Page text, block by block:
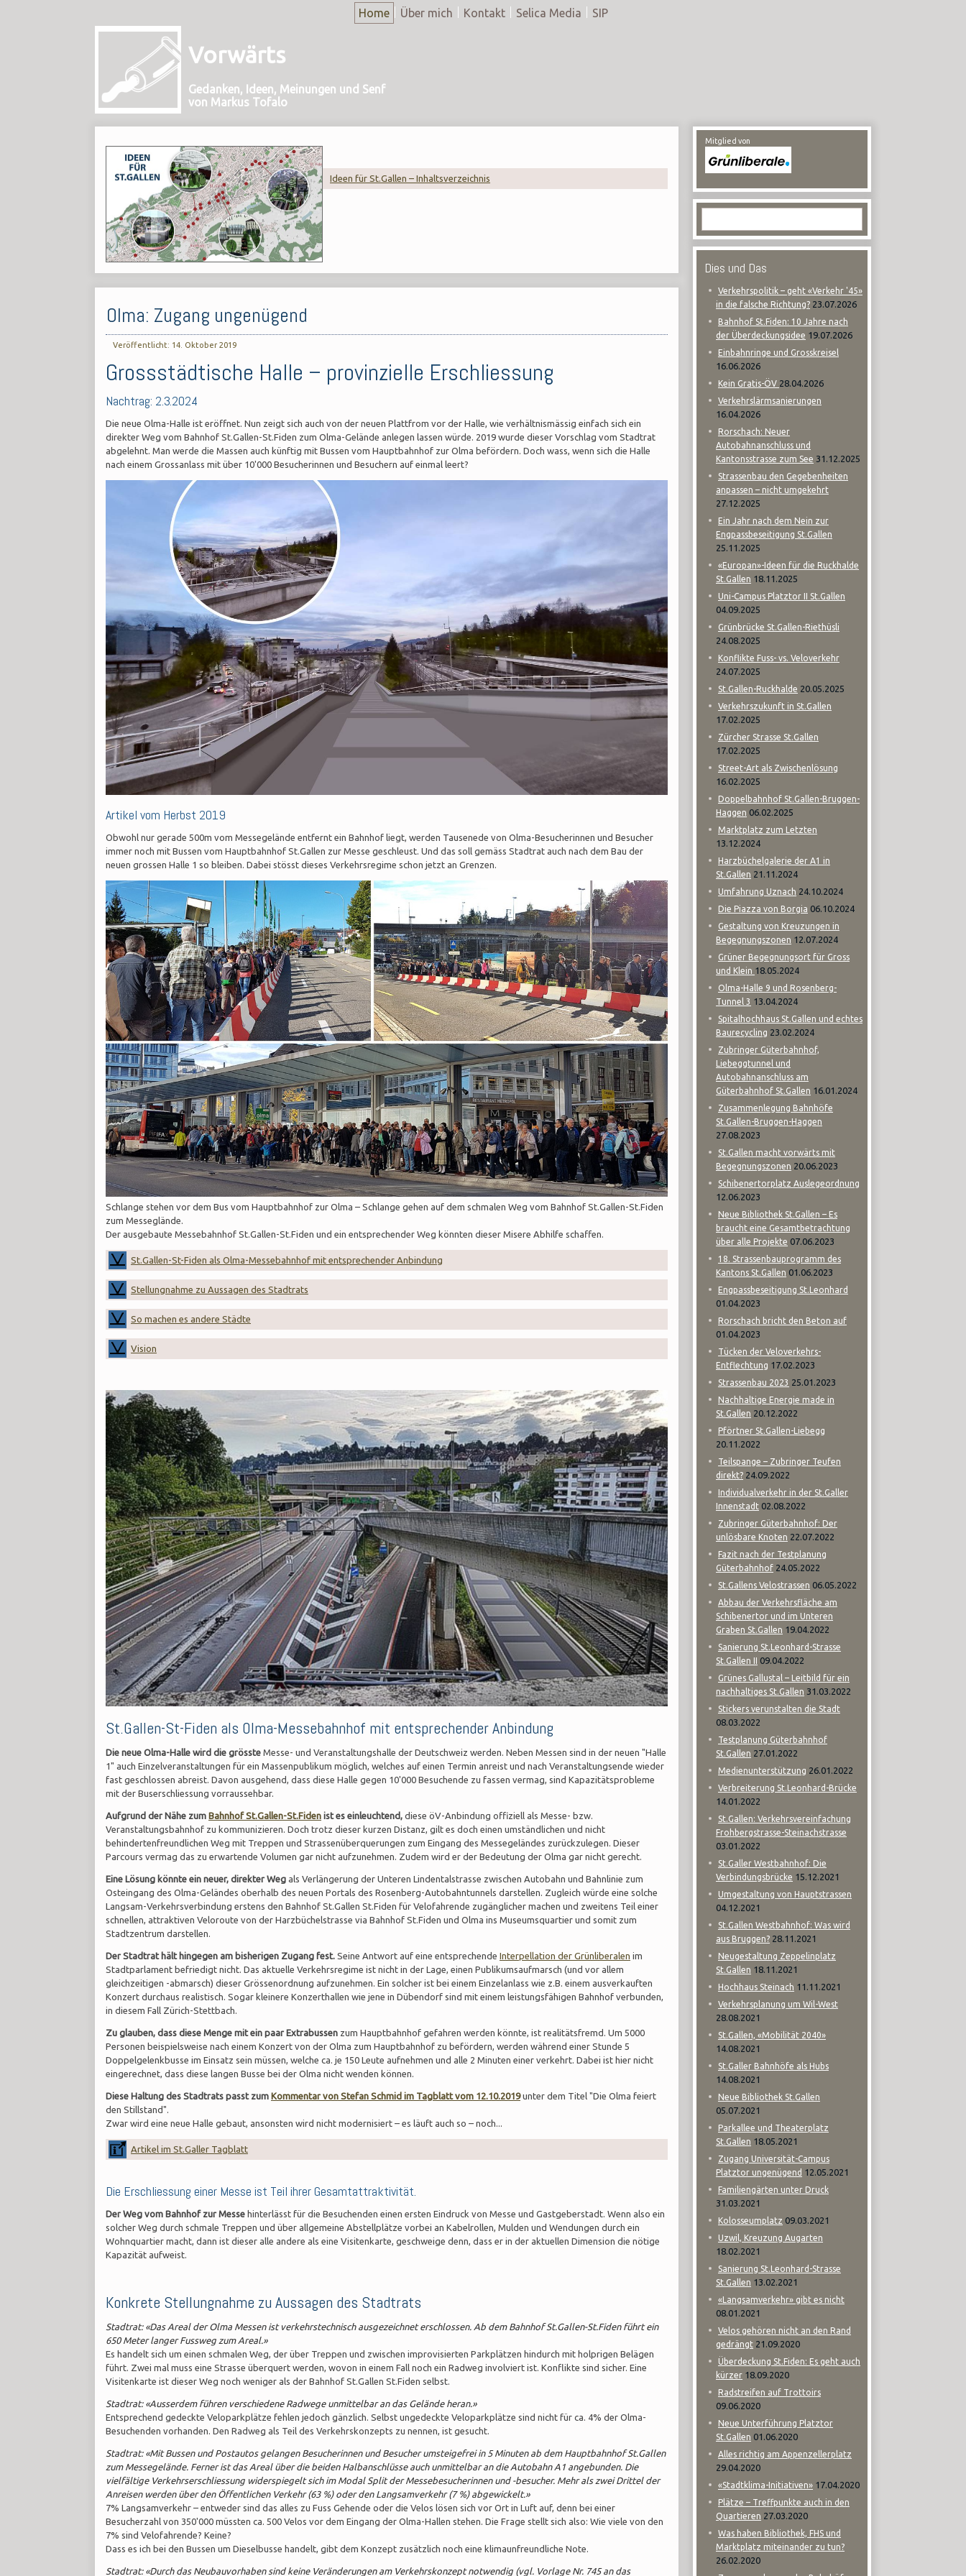
Home Über mich Kontakt Selica Media SIP
Vorwärts
Gedanken, Ideen, Meinungen und Senf
von Markus Tofalo
Ideen für St.Gallen – Inhaltsverzeichnis
Olma: Zugang ungenügend
Veröffentlicht: 14. Oktober 2019
Grossstädtische Halle – provinzielle Erschliessung
Nachtrag: 2.3.2024
Die neue Olma-Halle ist eröffnet. Nun zeigt sich auch von der neuen Plattfrom vor der Halle, wie verhältnismässig einfach sich ein
direkter Weg vom Bahnhof St.Gallen-St.Fiden zum Olma-Gelände anlegen lassen würde. 2019 wurde dieser Vorschlag vom Stadtrat
abgelehnt. Man werde die Massen auch künftig mit Bussen vom Hauptbahnhof zur Olma befördern. Doch wass, wenn sich die Halle
nach einem Grossanlass mit über 10'000 Besucherinnen und Besuchern auf einmal leert?
Artikel vom Herbst 2019
Obwohl nur gerade 500m vom Messegelände entfernt ein Bahnhof liegt, werden Tausenede von Olma-Besucherinnen und Besucher
immer noch mit Bussen vom Hauptbahnhof St.Gallen zur Messe geschleust. Und das soll gemäss Stadtrat auch nach dem Bau der
neuen grossen Halle 1 so bleiben. Dabei stösst dieses Verkehrsregime schon jetzt an Grenzen.
Schlange stehen vor dem Bus vom Hauptbahnhof zur Olma – Schlange gehen auf dem schmalen Weg vom Bahnhof St.Gallen-St.Fiden
zum Messeglände.
Der ausgebaute Messebahnhof St.Gallen-St.Fiden und ein entsprechender Weg könnten dieser Misere Abhilfe schaffen.
St.Gallen-St-Fiden als Olma-Messebahnhof mit entsprechender Anbindung
Stellungnahme zu Aussagen des Stadtrats
So machen es andere Städte
Vision
St.Gallen-St-Fiden als Olma-Messebahnhof mit entsprechender Anbindung
Die neue Olma-Halle wird die grösste Messe- und Veranstaltungshalle der Deutschweiz werden. Neben Messen sind in der neuen "Halle
1" auch Einzelveranstaltungen für ein Massenpublikum möglich, welches auf einen Termin anreist und nach Veranstaltungsende wieder
fast geschlossen abreist. Davon ausgehend, dass diese Halle gegen 10'000 Besuchende zu fassen vermag, sind Kapazitätsprobleme
mit der Buserschliessung vorraussehbar.
Aufgrund der Nähe zum Bahnhof St.Gallen-St.Fiden ist es einleuchtend, diese öV-Anbindung offiziell als Messe- bzw.
Veranstaltungsbahnhof zu kommunizieren. Doch trotz dieser kurzen Distanz, gilt es doch einen umständlichen und nicht
behindertenfreundlichen Weg mit Treppen und Strassenüberquerungen zum Eingang des Messegeländes zurückzulegen. Dieser
Parcours vermag das zu erwartende Volumen gar nicht aufzunehmen. Zudem wird er der Bedeutung der Olma gar nicht gerecht.
Eine Lösung könnte ein neuer, direkter Weg als Verlängerung der Unteren Lindentalstrasse zwischen Autobahn und Bahnlinie zum
Osteingang des Olma-Geländes oberhalb des neuen Portals des Rosenberg-Autobahntunnels darstellen. Zugleich würde eine solche
Langsam-Verkehrsverbindung erstens den Bahnhof St.Gallen St.Fiden für Velofahrende zugänglicher machen und zweitens Teil einer
schnellen, attraktiven Veloroute von der Harzbüchelstrasse via Bahnhof St.Fiden und Olma ins Museumsquartier und somit zum
Stadtzentrum darstellen.
Der Stadtrat hält hingegen am bisherigen Zugang fest. Seine Antwort auf eine entsprechende Interpellation der Grünliberalen im
Stadtparlament befriedigt nicht. Das aktuelle Verkehrsregime ist nicht in der Lage, einen Publikumsaufmarsch (und vor allem
gleichzeitigen -abmarsch) dieser Grössenordnung aufzunehmen. Ein solcher ist bei einem Einzelanlass wie z.B. einem ausverkauften
Konzert durchaus realistisch. Sogar kleinere Konzerthallen wie jene in Dübendorf sind mit einem leistungsfähigen Bahnhof verbunden,
in diesem Fall Zürich-Stettbach.
Zu glauben, dass diese Menge mit ein paar Extrabussen zum Hauptbahnhof gefahren werden könnte, ist realitätsfremd. Um 5000
Personen beispielsweise nach einem Konzert von der Olma zum Hauptbahnhof zu befördern, werden während einer Stunde 5
Doppelgelenkbusse im Einsatz sein müssen, welche ca. je 150 Leute aufnehmen und alle 2 Minuten einer verkehrt. Dabei ist hier nicht
eingerechnet, dass diese langen Busse bei der Olma nicht wenden können.
Diese Haltung des Stadtrats passt zum Kommentar von Stefan Schmid im Tagblatt vom 12.10.2019 unter dem Titel "Die Olma feiert
den Stillstand".
Zwar wird eine neue Halle gebaut, ansonsten wird nicht modernisiert – es läuft auch so – noch...
Artikel im St.Galler Tagblatt
Die Erschliessung einer Messe ist Teil ihrer Gesamtattraktivität.
Der Weg vom Bahnhof zur Messe hinterlässt für die Besuchenden einen ersten Eindruck von Messe und Gastgeberstadt. Wenn also ein
solcher Weg durch schmale Treppen und über allgemeine Abstellplätze vorbei an Kabelrollen, Mulden und Wendungen durch ein
Wohnquartier macht, dann ist dieser alle andere als eine Visitenkarte, geschweige denn, dass er in der aktuellen Dimension die nötige
Kapazität aufweist.
Konkrete Stellungnahme zu Aussagen des Stadtrats
Stadtrat: «Das Areal der Olma Messen ist verkehrstechnisch ausgezeichnet erschlossen. Ab dem Bahnhof St.Gallen-St.Fiden führt ein
650 Meter langer Fussweg zum Areal.»
Es handelt sich um einen schmalen Weg, der über Treppen und zwischen improvisierten Parkplätzen hindurch mit holprigen Belägen
führt. Zwei mal muss eine Strasse überquert werden, wovon in einem Fall noch ein Radweg involviert ist. Konflikte sind sicher. Eine
Visitenkarte ist dieser Weg noch weniger als der Bahnhof St.Gallen St.Fiden selbst.
Stadtrat: «Ausserdem führen verschiedene Radwege unmittelbar an das Gelände heran.»
Entsprechend gedeckte Veloparkplätze fehlen jedoch gänzlich. Selbst ungedeckte Veloparkplätze sind nicht für ca. 4% der Olma-
Besuchenden vorhanden. Den Radweg als Teil des Verkehrskonzepts zu nennen, ist gesucht.
Stadtrat: «Mit Bussen und Postautos gelangen Besucherinnen und Besucher umsteigefrei in 5 Minuten ab dem Hauptbahnhof St.Gallen
zum Messegelände. Ferner ist das Areal über die beiden Halbanschlüsse auch unmittelbar an die Autobahn A1 angebunden. Die
vielfältige Verkehrserschliessung widerspiegelt sich im Modal Split der Messebesucherinnen und -besucher. Mehr als zwei Drittel der
Anreisen werden über den Öffentlichen Verkehr (63 %) oder den Langsamverkehr (7 %) abgewickelt.»
7% Langsamverkehr – entweder sind das alles zu Fuss Gehende oder die Velos lösen sich vor Ort in Luft auf, denn bei einer
Besucherzahl von 350'000 müssten ca. 500 Velos vor dem Eingang der Olma-Hallen stehen. Die Frage stellt sich also: Wie viele von den
7% sind Velofahrende? Keine?
Dass es ich bei den Bussen um Dieselbusse handelt, gibt dem Konzept zusätzlich noch eine klimaunfreundliche Note.
Stadtrat: «Durch das Neubauvorhaben sind keine Veränderungen am Verkehrskonzept notwendig (vgl. Vorlage Nr. 745 an das
Mitglied von
Dies und Das
Verkehrspolitik – geht «Verkehr '45»
in die falsche Richtung? 23.07.2026
Bahnhof St.Fiden: 10 Jahre nach
der Überdeckungsidee 19.07.2026
Einbahnringe und Grosskreisel
16.06.2026
Kein Gratis-ÖV 28.04.2026
Verkehrslärmsanierungen
16.04.2026
Rorschach: Neuer
Autobahnanschluss und
Kantonsstrasse zum See 31.12.2025
Strassenbau den Gegebenheiten
anpassen – nicht umgekehrt
27.12.2025
Ein Jahr nach dem Nein zur
Engpassbeseitigung St.Gallen
25.11.2025
«Europan»-Ideen für die Ruckhalde
St.Gallen 18.11.2025
Uni-Campus Platztor II St.Gallen
04.09.2025
Grünbrücke St.Gallen-Riethüsli
24.08.2025
Konflikte Fuss- vs. Veloverkehr
24.07.2025
St.Gallen-Ruckhalde 20.05.2025
Verkehrszukunft in St.Gallen
17.02.2025
Zürcher Strasse St.Gallen
17.02.2025
Street-Art als Zwischenlösung
16.02.2025
Doppelbahnhof St.Gallen-Bruggen-
Haggen 06.02.2025
Marktplatz zum Letzten
13.12.2024
Harzbüchelgalerie der A1 in
St.Gallen 21.11.2024
Umfahrung Uznach 24.10.2024
Die Piazza von Borgia 06.10.2024
Gestaltung von Kreuzungen in
Begegnungszonen 12.07.2024
Grüner Begegnungsort für Gross
und Klein 18.05.2024
Olma-Halle 9 und Rosenberg-
Tunnel 3 13.04.2024
Spitalhochhaus St.Gallen und echtes
Baurecycling 23.02.2024
Zubringer Güterbahnhof,
Liebeggtunnel und
Autobahnanschluss am
Güterbahnhof St.Gallen 16.01.2024
Zusammenlegung Bahnhöfe
St.Gallen-Bruggen-Haggen
27.08.2023
St.Gallen macht vorwärts mit
Begegnungszonen 20.06.2023
Schibenertorplatz Auslegeordnung
12.06.2023
Neue Bibliothek St.Gallen – Es
braucht eine Gesamtbetrachtung
über alle Projekte 07.06.2023
18. Strassenbauprogramm des
Kantons St.Gallen 01.06.2023
Engpassbeseitigung St.Leonhard
01.04.2023
Rorschach bricht den Beton auf
01.04.2023
Tücken der Veloverkehrs-
Entflechtung 17.02.2023
Strassenbau 2023 25.01.2023
Nachhaltige Energie made in
St.Gallen 20.12.2022
Pförtner St.Gallen-Liebegg
20.11.2022
Teilspange – Zubringer Teufen
direkt? 24.09.2022
Individualverkehr in der St.Galler
Innenstadt 02.08.2022
Zubringer Güterbahnhof: Der
unlösbare Knoten 22.07.2022
Fazit nach der Testplanung
Güterbahnhof 24.05.2022
St.Gallens Velostrassen 06.05.2022
Abbau der Verkehrsfläche am
Schibenertor und im Unteren
Graben St.Gallen 19.04.2022
Sanierung St.Leonhard-Strasse
St.Gallen II 09.04.2022
Grünes Gallustal – Leitbild für ein
nachhaltiges St.Gallen 31.03.2022
Stickers verunstalten die Stadt
08.03.2022
Testplanung Güterbahnhof
St.Gallen 27.01.2022
Medienunterstützung 26.01.2022
Verbreiterung St.Leonhard-Brücke
14.01.2022
St.Gallen: Verkehrsvereinfachung
Frohbergstrasse-Steinachstrasse
03.01.2022
St.Galler Westbahnhof: Die
Verbindungsbrücke 15.12.2021
Umgestaltung von Hauptstrassen
04.12.2021
St.Gallen Westbahnhof: Was wird
aus Bruggen? 28.11.2021
Neugestaltung Zeppelinplatz
St.Gallen 18.11.2021
Hochhaus Steinach 11.11.2021
Verkehrsplanung um Wil-West
28.08.2021
St.Gallen, «Mobilität 2040»
14.08.2021
St.Galler Bahnhöfe als Hubs
14.08.2021
Neue Bibliothek St.Gallen
05.07.2021
Parkallee und Theaterplatz
St.Gallen 18.05.2021
Zugang Universität-Campus
Platztor ungenügend 12.05.2021
Familiengärten unter Druck
31.03.2021
Kolosseumplatz 09.03.2021
Uzwil, Kreuzung Augarten
18.02.2021
Sanierung St.Leonhard-Strasse
St.Gallen 13.02.2021
«Langsamverkehr» gibt es nicht
08.01.2021
Velos gehören nicht an den Rand
gedrängt 21.09.2020
Überdeckung St.Fiden: Es geht auch
kürzer 18.09.2020
Radstreifen auf Trottoirs
09.06.2020
Neue Unterführung Platztor
St.Gallen 01.06.2020
Alles richtig am Appenzellerplatz
29.04.2020
«Stadtklima-Initiativen» 17.04.2020
Plätze – Treffpunkte auch in den
Quartieren 27.03.2020
Was haben Bibliothek, FHS und
Marktplatz miteinander zu tun?
26.02.2020